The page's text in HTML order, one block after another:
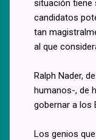
situación tiene
candidatos
tan
al que
Ralph Nader,
humanos-, de
gobernar a los
Los genios